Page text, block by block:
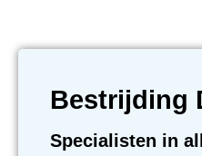
Bestrijding
Specialisten in